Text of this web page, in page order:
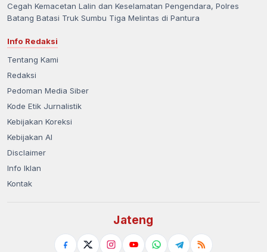
Cegah Kemacetan Lalin dan Keselamatan Pengendara, Polres
Batang Batasi Truk Sumbu Tiga Melintas di Pantura
Info Redaksi
Tentang Kami
Redaksi
Pedoman Media Siber
Kode Etik Jurnalistik
Kebijakan Koreksi
Kebijakan AI
Disclaimer
Info Iklan
Kontak
Jateng